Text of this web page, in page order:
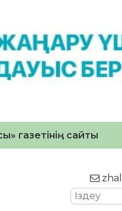
газетінің сайты